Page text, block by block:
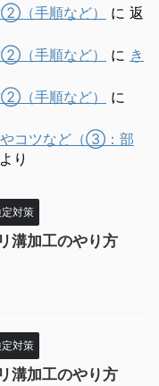
②（手順など）
に 返
②（手順など）
に き
②（手順など）
に
やコツなど（③：部
より
対策
溝加工のやり方
対策
溝加工のやり方